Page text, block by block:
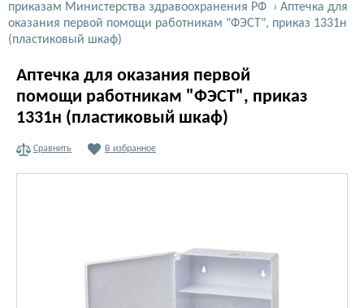
приказам Министерства здравоохранения РФ › Аптечка для
оказания первой помощи работникам "ФЭСТ", приказ 1331н
(пластиковый шкаф)
Аптечка для оказания первой
помощи работникам "ФЭСТ", приказ
1331н (пластиковый шкаф)
Сравнить В избранное